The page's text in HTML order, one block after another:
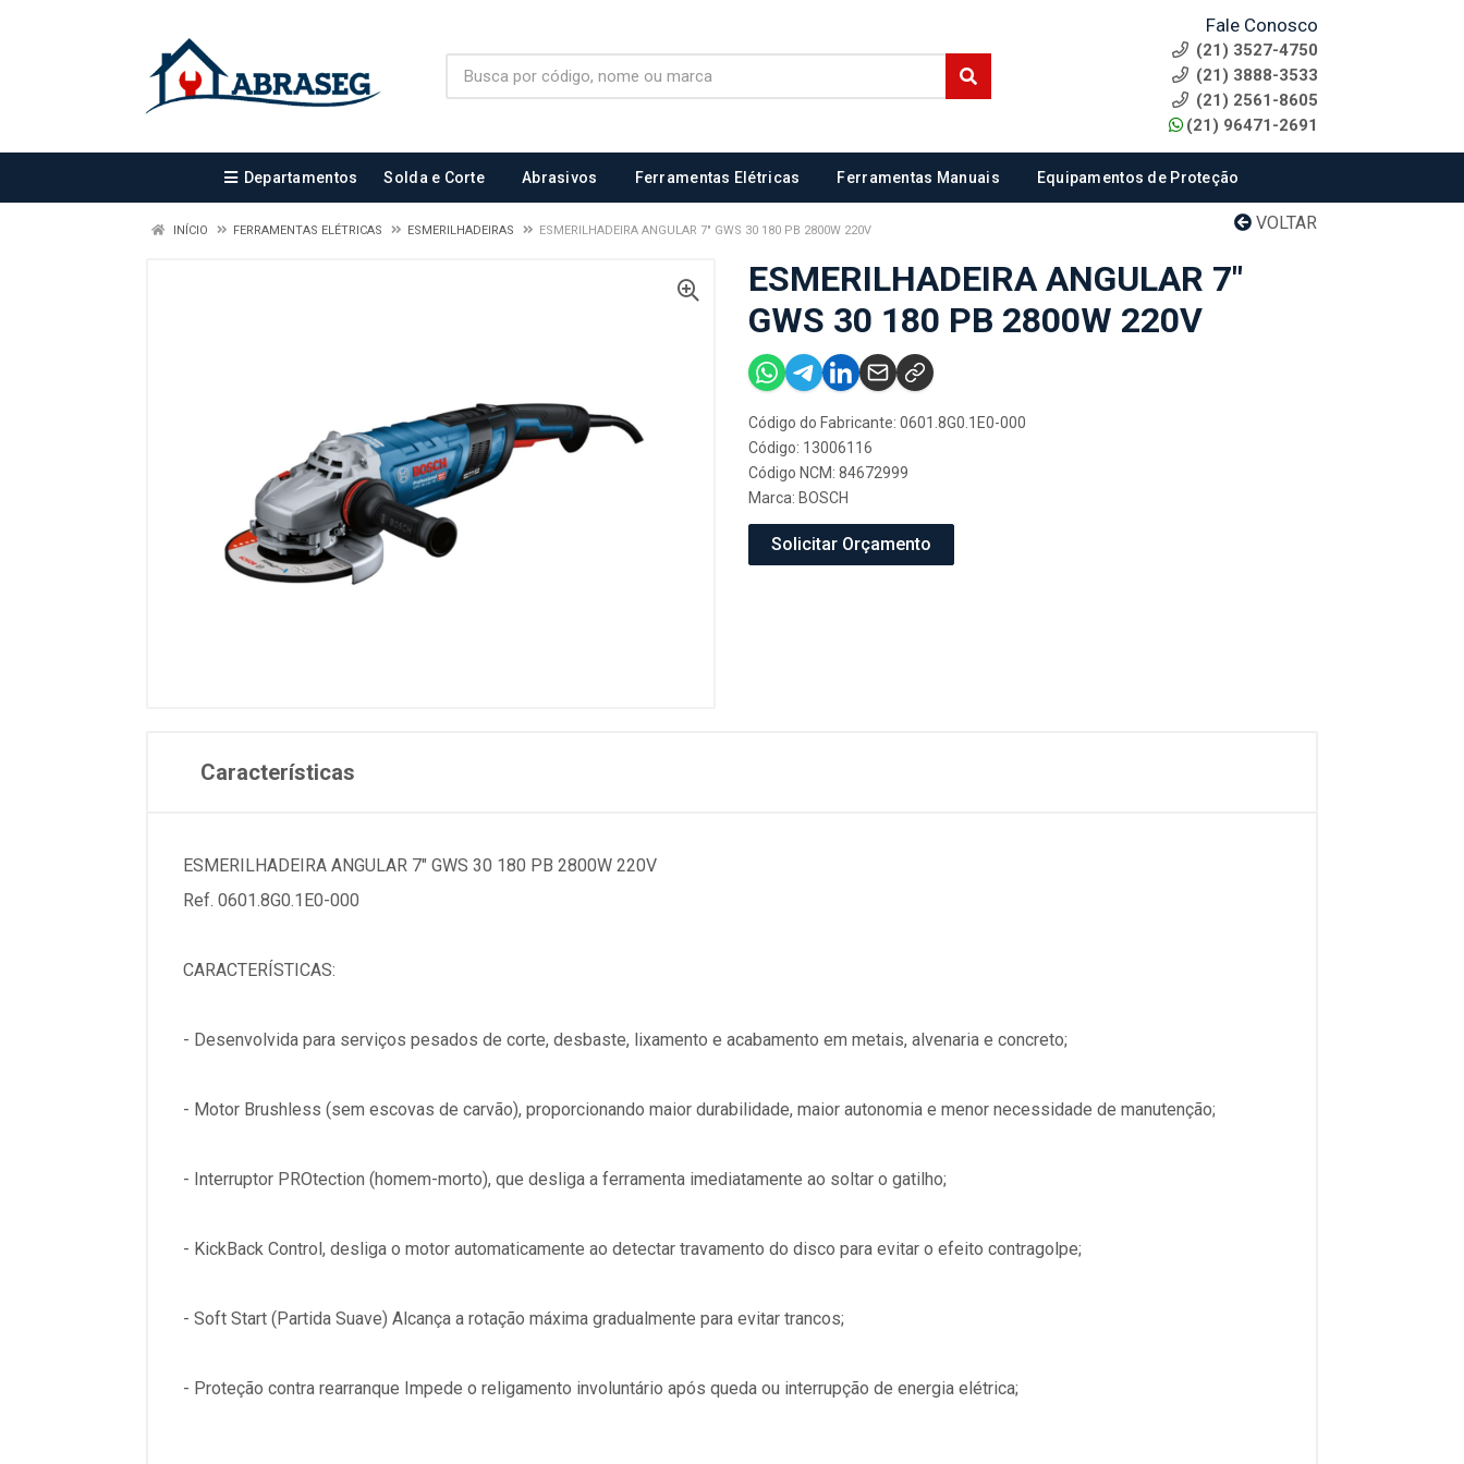
Fale Conosco
(21) 3527-4750
(21) 3888-3533
(21) 2561-8605
(21) 96471-2691
Departamentos Solda e Corte Abrasivos Ferramentas Elétricas Ferramentas Manuais Equipamentos de Proteção
VOLTAR
INÍCIO FERRAMENTAS ELÉTRICAS ESMERILHADEIRAS ESMERILHADEIRA ANGULAR 7" GWS 30 180 PB 2800W 220V
ESMERILHADEIRA ANGULAR 7"
GWS 30 180 PB 2800W 220V
Código do Fabricante: 0601.8G0.1E0-000
Código: 13006116
Código NCM: 84672999
Marca: BOSCH
Solicitar Orçamento
Características
ESMERILHADEIRA ANGULAR 7" GWS 30 180 PB 2800W 220V
Ref. 0601.8G0.1E0-000
CARACTERÍSTICAS:
- Desenvolvida para serviços pesados de corte, desbaste, lixamento e acabamento em metais, alvenaria e concreto;
- Motor Brushless (sem escovas de carvão), proporcionando maior durabilidade, maior autonomia e menor necessidade de manutenção;
- Interruptor PROtection (homem-morto), que desliga a ferramenta imediatamente ao soltar o gatilho;
- KickBack Control, desliga o motor automaticamente ao detectar travamento do disco para evitar o efeito contragolpe;
- Soft Start (Partida Suave) Alcança a rotação máxima gradualmente para evitar trancos;
- Proteção contra rearranque Impede o religamento involuntário após queda ou interrupção de energia elétrica;